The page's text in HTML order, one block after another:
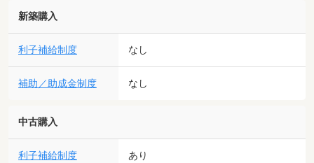
新築購入
利子補給制度 なし
補助／助成金制度 なし
中古購入
利子補給制度 あり